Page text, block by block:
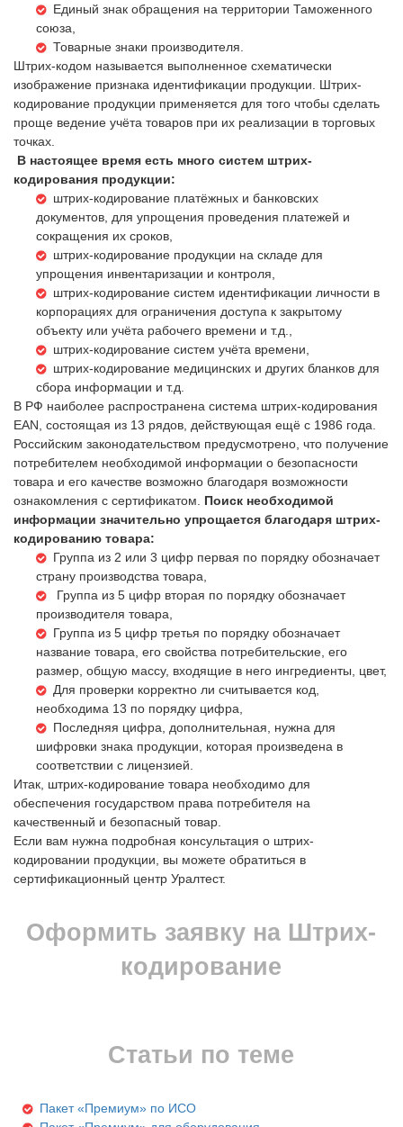
Единый знак обращения на территории Таможенного
союза,
Товарные знаки производителя.
Штрих-кодом называется выполненное схематически
изображение признака идентификации продукции. Штрих-
кодирование продукции применяется для того чтобы сделать
проще ведение учёта товаров при их реализации в торговых
точках.
В настоящее время есть много систем штрих-
кодирования продукции:
штрих-кодирование платёжных и банковских
документов, для упрощения проведения платежей и
сокращения их сроков,
штрих-кодирование продукции на складе для
упрощения инвентаризации и контроля,
штрих-кодирование систем идентификации личности в
корпорациях для ограничения доступа к закрытому
объекту или учёта рабочего времени и т.д.,
штрих-кодирование систем учёта времени,
штрих-кодирование медицинских и других бланков для
сбора информации и т.д.
В РФ наиболее распространена система штрих-кодирования
EAN, состоящая из 13 рядов, действующая ещё с 1986 года.
Российским законодательством предусмотрено, что получение
потребителем необходимой информации о безопасности
товара и его качестве возможно благодаря возможности
ознакомления с сертификатом. Поиск необходимой
информации значительно упрощается благодаря штрих-
кодированию товара:
Группа из 2 или 3 цифр первая по порядку обозначает
страну производства товара,
Группа из 5 цифр вторая по порядку обозначает
производителя товара,
Группа из 5 цифр третья по порядку обозначает
название товара, его свойства потребительские, его
размер, общую массу, входящие в него ингредиенты, цвет,
Для проверки корректно ли считывается код,
необходима 13 по порядку цифра,
Последняя цифра, дополнительная, нужна для
шифровки знака продукции, которая произведена в
соответствии с лицензией.
Итак, штрих-кодирование товара необходимо для
обеспечения государством права потребителя на
качественный и безопасный товар.
Если вам нужна подробная консультация о штрих-
кодировании продукции, вы можете обратиться в
сертификационный центр Уралтест.
Оформить заявку на Штрих-
кодирование
Статьи по теме
Пакет «Премиум» по ИСО